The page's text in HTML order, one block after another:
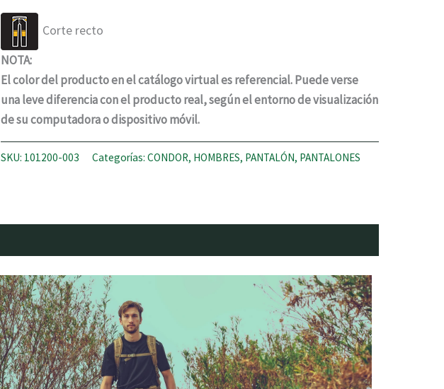
Corte recto
NOTA:
El color del producto en el catálogo virtual es referencial. Puede verse
una leve diferencia con el producto real, según el entorno de visualización
de su computadora o dispositivo móvil.
SKU: 101200-003 Categorías:CONDOR, HOMBRES, PANTALÓN, PANTALONES